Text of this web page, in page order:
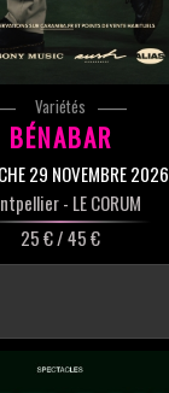
Variétés
BÉNABAR
29 NOVEMBRE 2026
- LE CORUM
25 € / 45 €